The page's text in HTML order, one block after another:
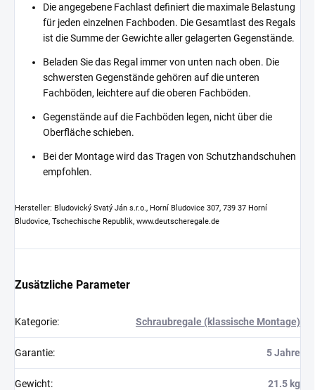
Die angegebene Fachlast definiert die maximale Belastung
für jeden einzelnen Fachboden. Die Gesamtlast des Regals
ist die Summe der Gewichte aller gelagerten Gegenstände.
Beladen Sie das Regal immer von unten nach oben. Die
schwersten Gegenstände gehören auf die unteren
Fachböden, leichtere auf die oberen Fachböden.
Gegenstände auf die Fachböden legen, nicht über die
Oberfläche schieben.
Bei der Montage wird das Tragen von Schutzhandschuhen
empfohlen.
Hersteller: Bludovický Svatý Ján s.r.o., Horní Bludovice 307, 739 37 Horní
Bludovice, Tschechische Republik, www.deutscheregale.de
Zusätzliche Parameter
Kategorie: Schraubregale (klassische Montage)
Garantie: 5 Jahre
Gewicht: 21.5 kg